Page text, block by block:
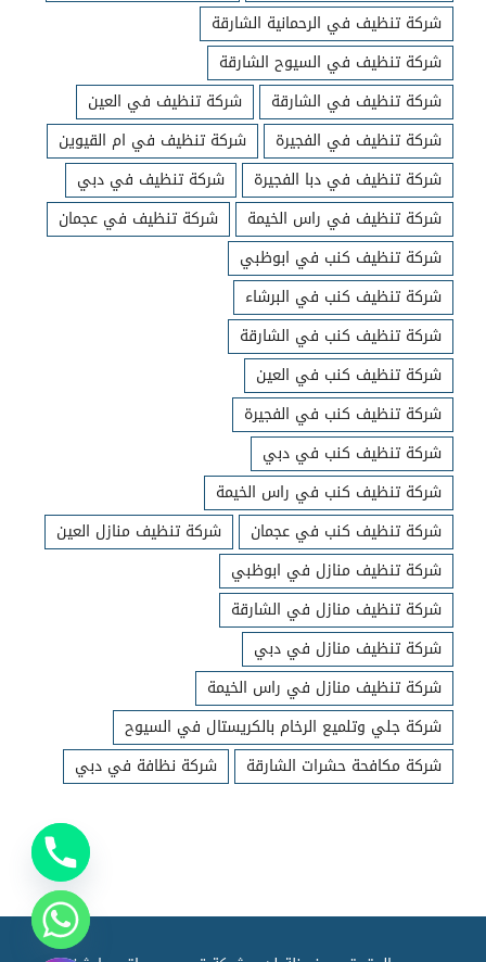
شركة تنظيف في الرحمانية الشارقة
شركة تنظيف في السيوح الشارقة
شركة تنظيف في الشارقة
شركة تنظيف في العين
شركة تنظيف في الفجيرة
شركة تنظيف في ام القيوين
شركة تنظيف في دبا الفجيرة
شركة تنظيف في دبي
شركة تنظيف في راس الخيمة
شركة تنظيف في عجمان
شركة تنظيف كنب في ابوظبي
شركة تنظيف كنب في البرشاء
شركة تنظيف كنب في الشارقة
شركة تنظيف كنب في العين
شركة تنظيف كنب في الفجيرة
شركة تنظيف كنب في دبي
شركة تنظيف كنب في راس الخيمة
شركة تنظيف كنب في عجمان
شركة تنظيف منازل العين
شركة تنظيف منازل في ابوظبي
شركة تنظيف منازل في الشارقة
شركة تنظيف منازل في دبي
شركة تنظيف منازل في راس الخيمة
شركة جلي وتلميع الرخام بالكريستال في السيوح
شركة مكافحة حشرات الشارقة
شركة نظافة في دبي